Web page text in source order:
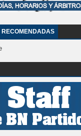
RECOMENDADAS